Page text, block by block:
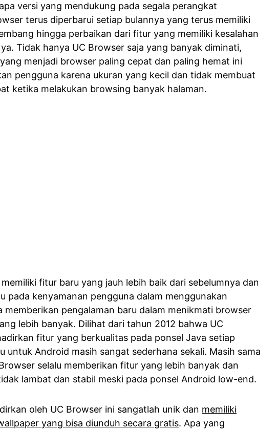
versi yang mendukung pada segala perangkat
terus diperbarui setiap bulannya yang terus memiliki
hingga perbaikan dari fitur yang memiliki kesalahan
Tidak hanya UC Browser saja yang banyak diminati,
menjadi browser paling cepat dan paling hemat ini
pengguna karena ukuran yang kecil dan tidak membuat
ketika melakukan browsing banyak halaman.
fitur baru yang jauh lebih baik dari sebelumnya dan
pada kenyamanan pengguna dalam menggunakan
memberikan pengalaman baru dalam menikmati browser
lebih banyak. Dilihat dari tahun 2012 bahwa UC
fitur yang berkualitas pada ponsel Java setiap
untuk Android masih sangat sederhana sekali. Masih sama
selalu memberikan fitur yang lebih banyak dan
lambat dan stabil meski pada ponsel Android low-end.
oleh UC Browser ini sangatlah unik dan memiliki
yang bisa diunduh secara gratis. Apa yang